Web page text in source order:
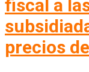
fiscal a
precios